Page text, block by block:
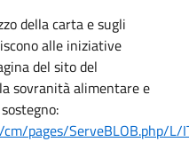
della carta e sugli
alle iniziative
del sito del
sovranità alimentare e
pages/ServeBLOB.php/